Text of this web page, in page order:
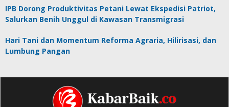
IPB Dorong Produktivitas Petani Lewat Ekspedisi Patriot,
Salurkan Benih Unggul di Kawasan Transmigrasi
Hari Tani dan Momentum Reforma Agraria, Hilirisasi, dan
Lumbung Pangan